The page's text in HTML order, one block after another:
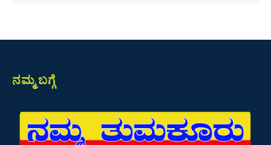
ನಮ್ಮ ಬಗ್ಗೆ